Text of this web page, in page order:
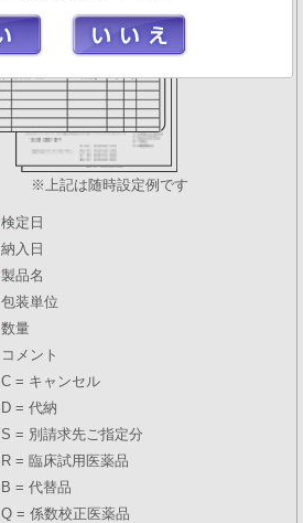
※上記は随時設定例です
検定日
納入日
製品名
包装単位
数量
コメント
C = キャンセル
D = 代納
S = 別請求先ご指定分
R = 臨床試用医薬品
B = 代替品
Q = 係数校正医薬品